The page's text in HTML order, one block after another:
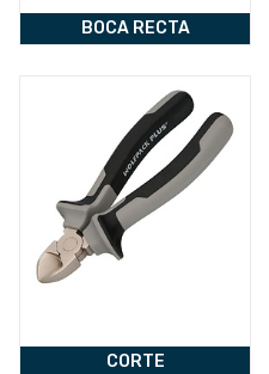
BOCA RECTA
CORTE